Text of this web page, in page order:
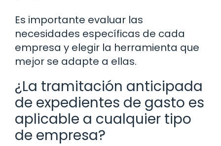
Es importante evaluar las
necesidades específicas de cada
empresa y elegir la herramienta que
mejor se adapte a ellas.
¿La tramitación anticipada
de expedientes de gasto es
aplicable a cualquier tipo
de empresa?